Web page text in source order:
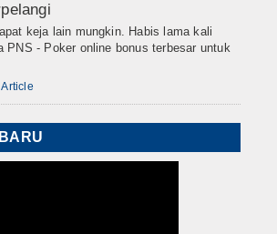
keja lain mungkin. Habis lama kali
PNS - Poker online bonus terbesar untuk